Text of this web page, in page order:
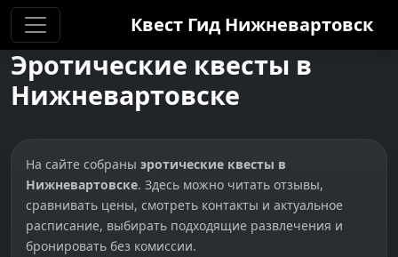
Квест Гид Нижневартовск
Эротические квесты в
Нижневартовске
На сайте собраны эротические квесты в
Нижневартовске. Здесь можно читать отзывы,
сравнивать цены, смотреть контакты и актуальное
расписание, выбирать подходящие развлечения и
бронировать без комиссии.